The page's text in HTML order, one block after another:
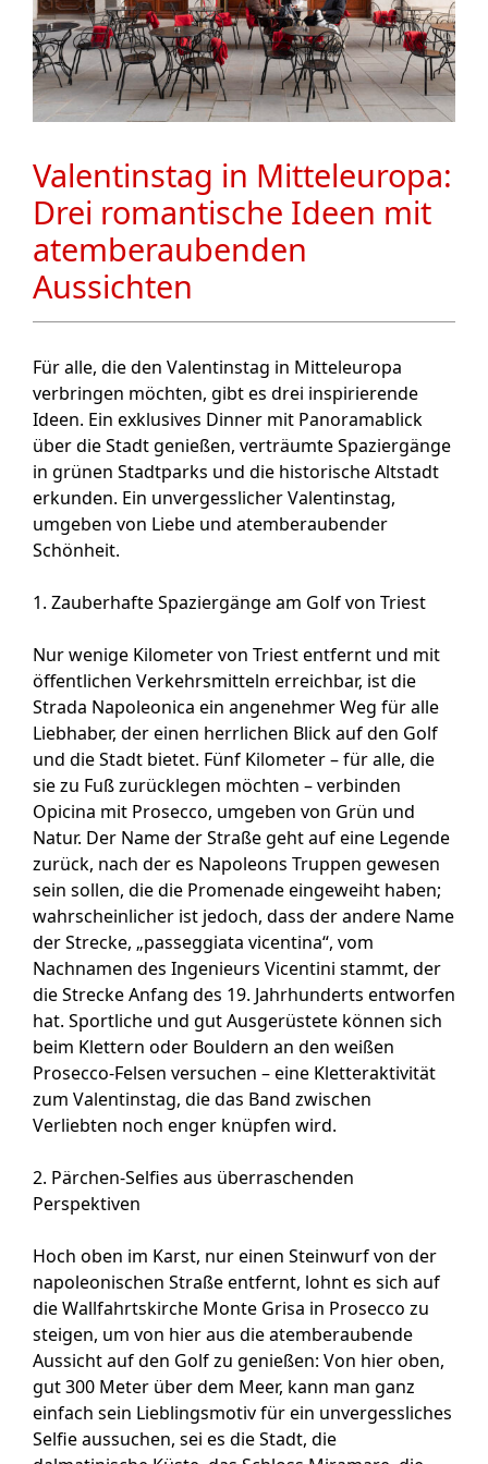
Valentinstag in Mitteleuropa:
Drei romantische Ideen mit
atemberaubenden
Aussichten
Für alle, die den Valentinstag in Mitteleuropa
verbringen möchten, gibt es drei inspirierende
Ideen. Ein exklusives Dinner mit Panoramablick
über die Stadt genießen, verträumte Spaziergänge
in grünen Stadtparks und die historische Altstadt
erkunden. Ein unvergesslicher Valentinstag,
umgeben von Liebe und atemberaubender
Schönheit.
1. Zauberhafte Spaziergänge am Golf von Triest
Nur wenige Kilometer von Triest entfernt und mit
öffentlichen Verkehrsmitteln erreichbar, ist die
Strada Napoleonica ein angenehmer Weg für alle
Liebhaber, der einen herrlichen Blick auf den Golf
und die Stadt bietet. Fünf Kilometer – für alle, die
sie zu Fuß zurücklegen möchten – verbinden
Opicina mit Prosecco, umgeben von Grün und
Natur. Der Name der Straße geht auf eine Legende
zurück, nach der es Napoleons Truppen gewesen
sein sollen, die die Promenade eingeweiht haben;
wahrscheinlicher ist jedoch, dass der andere Name
der Strecke, „passeggiata vicentina“, vom
Nachnamen des Ingenieurs Vicentini stammt, der
die Strecke Anfang des 19. Jahrhunderts entworfen
hat. Sportliche und gut Ausgerüstete können sich
beim Klettern oder Bouldern an den weißen
Prosecco-Felsen versuchen – eine Kletteraktivität
zum Valentinstag, die das Band zwischen
Verliebten noch enger knüpfen wird.
2. Pärchen-Selfies aus überraschenden
Perspektiven
Hoch oben im Karst, nur einen Steinwurf von der
napoleonischen Straße entfernt, lohnt es sich auf
die Wallfahrtskirche Monte Grisa in Prosecco zu
steigen, um von hier aus die atemberaubende
Aussicht auf den Golf zu genießen: Von hier oben,
gut 300 Meter über dem Meer, kann man ganz
einfach sein Lieblingsmotiv für ein unvergessliches
Selfie aussuchen, sei es die Stadt, die